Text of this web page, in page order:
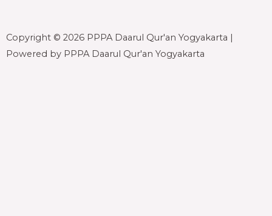
o
o
e
r
b
e
g
r
Copyright © 2026 PPPA Daarul Qur'an Yogyakarta |
Powered by PPPA Daarul Qur'an Yogyakarta